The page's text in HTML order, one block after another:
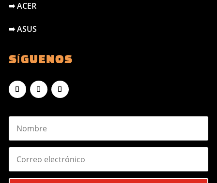
➠ ACER
➠ ASUS
SÍGUENOS